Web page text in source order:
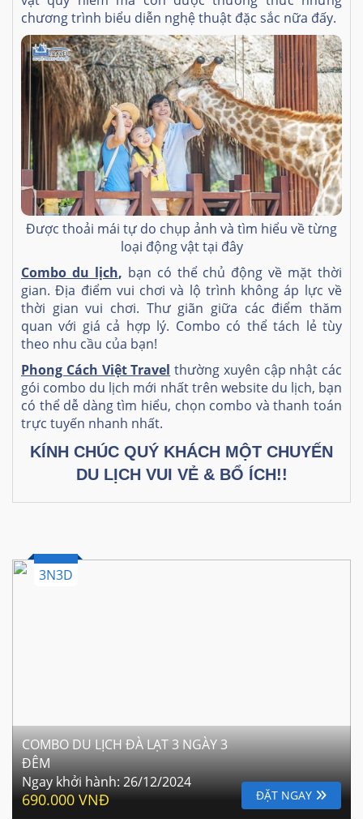
chương trình biểu diễn nghệ thuật đặc sắc nữa đấy.
Được thoải mái tự do chụp ảnh và tìm hiểu về từng
loại động vật tại đây
Combo du lịch, bạn có thể chủ động về mặt thời
gian. Địa điểm vui chơi và lộ trình không áp lực về
thời gian vui chơi. Thư giãn giữa các điểm thăm
quan với giá cả hợp lý. Combo có thể tách lẻ tùy
theo nhu cầu của bạn!
Phong Cách Việt Travel thường xuyên cập nhật các
gói combo du lịch mới nhất trên website du lịch, bạn
có thể dễ dàng tìm hiểu, chọn combo và thanh toán
trực tuyến nhanh nhất.
KÍNH CHÚC QUÝ KHÁCH MỘT CHUYẾN
DU LỊCH VUI VẺ & BỔ ÍCH!!
3N3D
COMBO DU LỊCH ĐÀ LẠT 3 NGÀY 3
ĐÊM
Ngay khởi hành:26/12/2024
690.000 VNĐ ĐẶT NGAY